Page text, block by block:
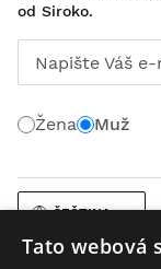
od Siroko.
Napište Váš
Žena Muž
ČEŠTINA
Tato webová